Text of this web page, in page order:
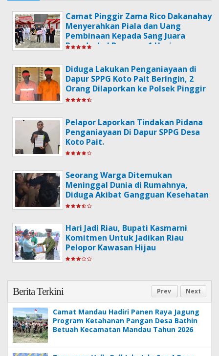
Camat Pinggir Zama Rico Dakanahay
Menyerahkan Piala dan Uang
Pembinaan Kepada Sang Juara
Poradeskel Bermasa 1 Usai
Kemerdekaan RI Ke-79.
Diduga Lakukan Penganiayaan di
Dapur SPPG Koto Pait Beringin, 2
Orang Dilaporkan ke Polsek Pinggir
Pelapor Laporkan Tindakan Pidana
Penganiayaan Di Dapur SPPG Desa
Koto Pait.
Seorang Warga Ditemukan
Meninggal Dunia di Rumahnya,
Diduga Akibat Gangguan Kesehatan
Hari Jadi Riau, Bupati Kasmarni
Komitmen Untuk Jadikan Riau
Pelopor Kawasan Hijau
Prev Next
Berita Terkini
Camat Mandau Hadiri Panen Raya Jagung
Program Ketahanan Pangan Desa Bathin
Betuah Kecamatan Mandau Tahun 2026